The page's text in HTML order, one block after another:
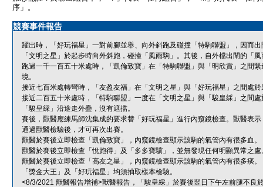
序」。
競賽事件報告
躍出時，「好玩福星」一對前腳並舉、向外斜跑及碰撞「特駒聯盟」，因而
「文明之星」於起步時向外斜跑，碰撞「風雨駒」。其後，自外檔出閘的「
跑過一千一百五十米處時，「凱倫致寶」在「特駒聯盟」與「明欣賞」之間
境。
接近七百米處轉彎時，「友盈友福」在「文明之星」與「好玩福星」之間處
接近二百五十米處時，「特駒聯盟」一度在「文明之星」與「駿皇綵」之間處
「駿皇綵」沿途走外疊，沒有遮擋。
賽後，獸醫應練馬師沈集成的要求替「好玩福星」進行內窺鏡檢查。獸醫表
通過獸醫檢驗後，才可再次出賽。
獸醫於賽後立即檢查「凱倫致寶」，內窺鏡檢查顯示該駒的氣管內有很多血
獸醫於賽後立即檢查「悅跑得」及「多多寶驥」，並無發現任何明顯異常之處
獸醫於賽後立即檢查「高友之星」，內窺鏡檢查顯示該駒的氣管內有很多痰。
「獎金大王」及「好玩福星」均須抽取樣本檢驗。
<8/3/2021 獸醫報告增補>獸醫報告，「駿皇綵」於賽後翌日下午左前腿不良